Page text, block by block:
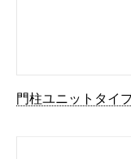
門柱ユニットタ